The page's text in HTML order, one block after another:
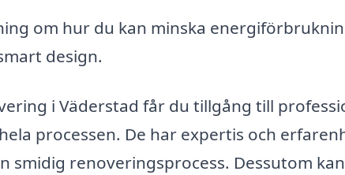
om hur du kan minska
design.
i Väderstad får du tillgång till
processen. De har expertis och
renoveringsprocess. Dessutom